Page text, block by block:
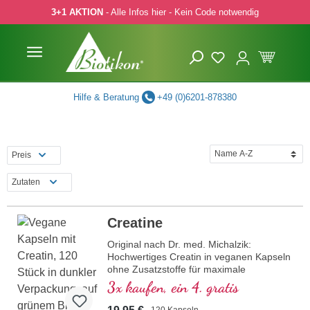
Hauptinhalt springen
Zur Suche springen
Zur Hauptnavigation springen
3+1 AKTION - Alle Infos hier - Kein Code notwendig
Hilfe & Beratung +49 (0)6201-878380
Preis
Zutaten
Creatine
Original nach Dr. med. Michalzik:
Hochwertiges Creatin in veganen Kapseln
ohne Zusatzstoffe für maximale
Leistungsfähigkeit. 625 mg reines
Creatine-Monohydrat pro Kapsel, ideal für
Veganer und Vegetarier. Hochreine
3x kaufen, ein 4. gratis